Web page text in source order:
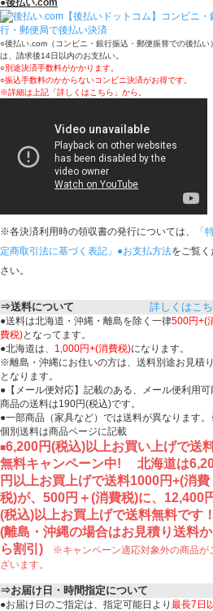
●後払い.com
○後払い.com（コンビニ・銀行振込・郵便振替での後払い）
は、請求後14日以内のお支払い。
○別途決済手数料がかかります。
○振込手数料のかからないコンビニ決済がお得です。
※詳細は上記「詳しくはこちら」から。
※各決済利用時の領収書の発行については、
「
定商取引法に基づく表記」●お支払方法をご覧く
さい。
⇒送料について 詳しくはこ
●送料は北海道・沖縄・離島を除く一律500円+(
費税)となってます。
●北海道は、 1,000円+(消費税)になります。
※離島・沖縄にお住いの方は、送料別途お見積り
となります。
●【メール便対応】記載のある、メール便利用可
商品の送料は190円(税込)です。
●一部商品（家具など）では送料が異なります
個別送料は商品ページに記載
■6,200円(税込)以上お買い上げで送
無料キャンペーン中! 北海道は
円以上お買上げで送料1000円+(消費
税)が、500円＋(消費税)に、12,400
(税込)以上お買上げで送料無料です！
(離島・沖縄の場合はお見積り送料か
ら割引) ※キャンペーン適応対象外の商品が
ざいます。
⇒お届け日・時間指定について
●お届け日のご指定は、指定可能日より 最長7日